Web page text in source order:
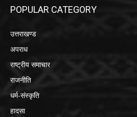
POPULAR CATEGORY
उत्तराखण्ड
अपराध
राष्ट्रीय समाचार
राजनीति
धर्म-संस्कृति
हादसा